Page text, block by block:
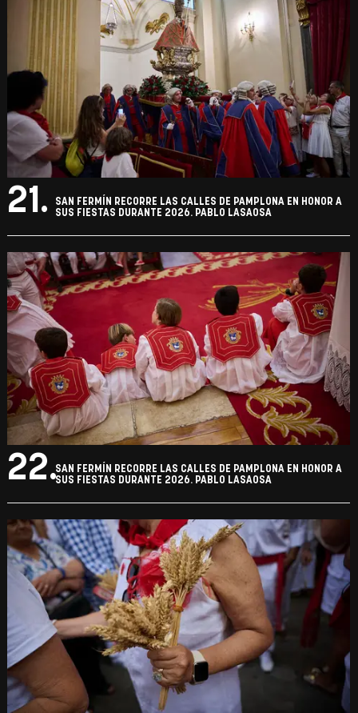
21.
SAN FERMÍN RECORRE LAS CALLES DE PAMPLONA EN HONOR A
SUS FIESTAS DURANTE 2026. PABLO LASAOSA
22.SAN FERMÍN RECORRE LAS CALLES DE PAMPLONA EN HONOR A
SUS FIESTAS DURANTE 2026. PABLO LASAOSA